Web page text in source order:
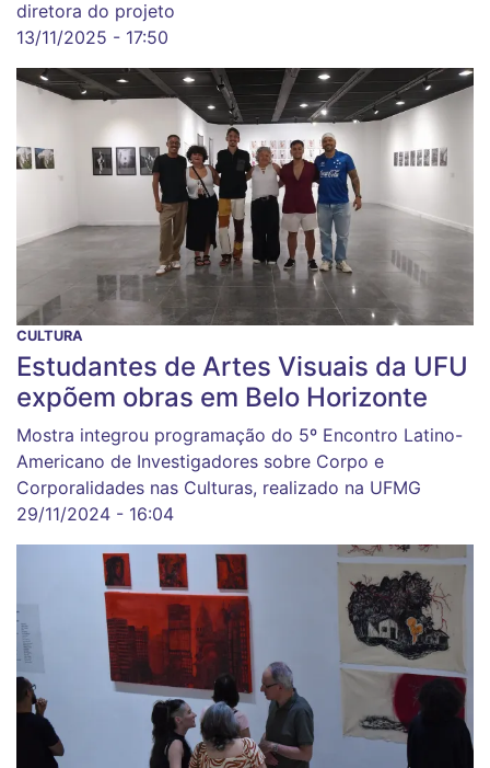
diretora do projeto
13/11/2025 - 17:50
CULTURA
Estudantes de Artes Visuais da UFU
expõem obras em Belo Horizonte
Mostra integrou programação do 5º Encontro Latino-
Americano de Investigadores sobre Corpo e
Corporalidades nas Culturas, realizado na UFMG
29/11/2024 - 16:04